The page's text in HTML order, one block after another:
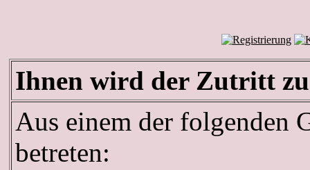
Ihnen wird der Zutritt zu
Aus einem der folgenden
betreten: